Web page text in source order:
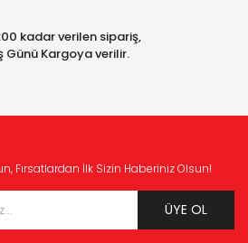
kadar verilen sipariş,
Günü Kargoya verilir.
Fırsatlardan İlk Sizin Haberiniz Olsun!
ÜYE OL